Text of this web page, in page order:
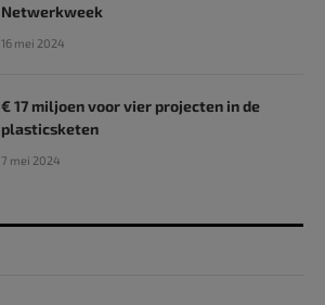
Netwerkweek
16 mei 2024
€ 17 miljoen voor vier projecten in de
plasticsketen
7 mei 2024